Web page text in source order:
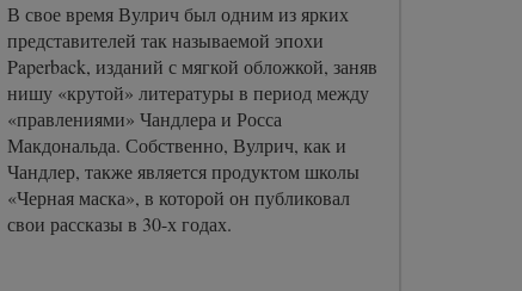
В свое время Вулрич был одним из ярких
представителей так называемой эпохи
Paperback, изданий с мягкой обложкой, заняв
нишу «крутой» литературы в период между
«правлениями» Чандлера и Росса
Макдональда. Собственно, Вулрич, как и
Чандлер, также является продуктом школы
«Черная маска», в которой он публиковал
свои рассказы в 30-х годах.